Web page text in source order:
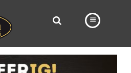
PRODUKTE